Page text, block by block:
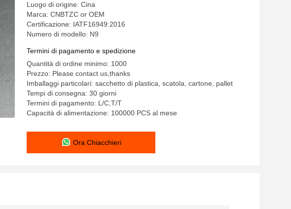
Luogo di origine: Cina
Marca: CNBTZC or OEM
Certificazione: IATF16949:2016
Numero di modello: N9
Termini di pagamento e spedizione
Quantità di ordine minimo: 1000
Prezzo: Please contact us,thanks
Imballaggi particolari: sacchetto di plastica, scatola, cartone, pallet
Tempi di consegna: 30 giorni
Termini di pagamento: L/C,T/T
Capacità di alimentazione: 100000 PCS al mese
Ora Chiacchieri